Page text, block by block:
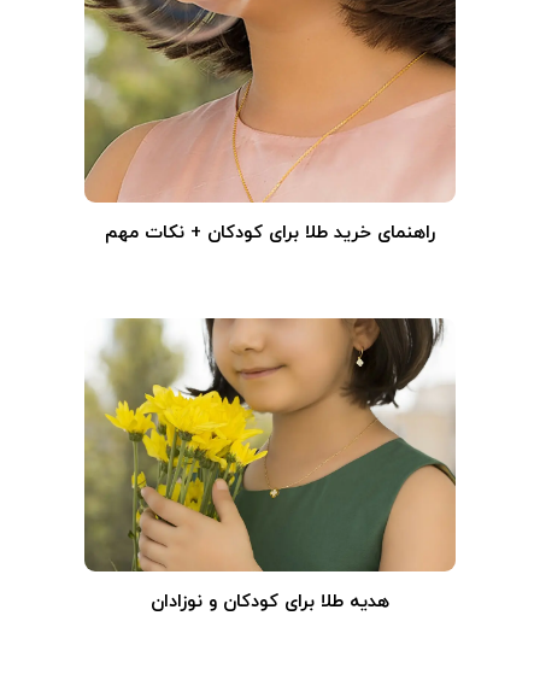
راهنمای خرید طلا برای کودکان + نکات مهم
هدیه طلا برای کودکان و نوزادان